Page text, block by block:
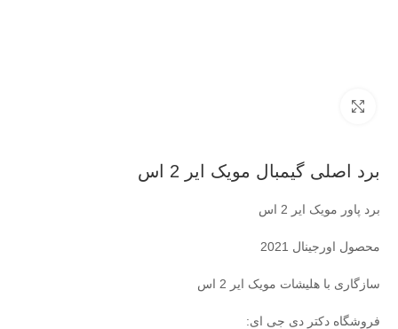
برد اصلی گیمبال مویک ایر 2 اس
برد پاور مویک ایر 2 اس
محصول اورجینال 2021
سازگاری با هلیشات مویک ایر 2 اس
فروشگاه دکتر دی جی ای: